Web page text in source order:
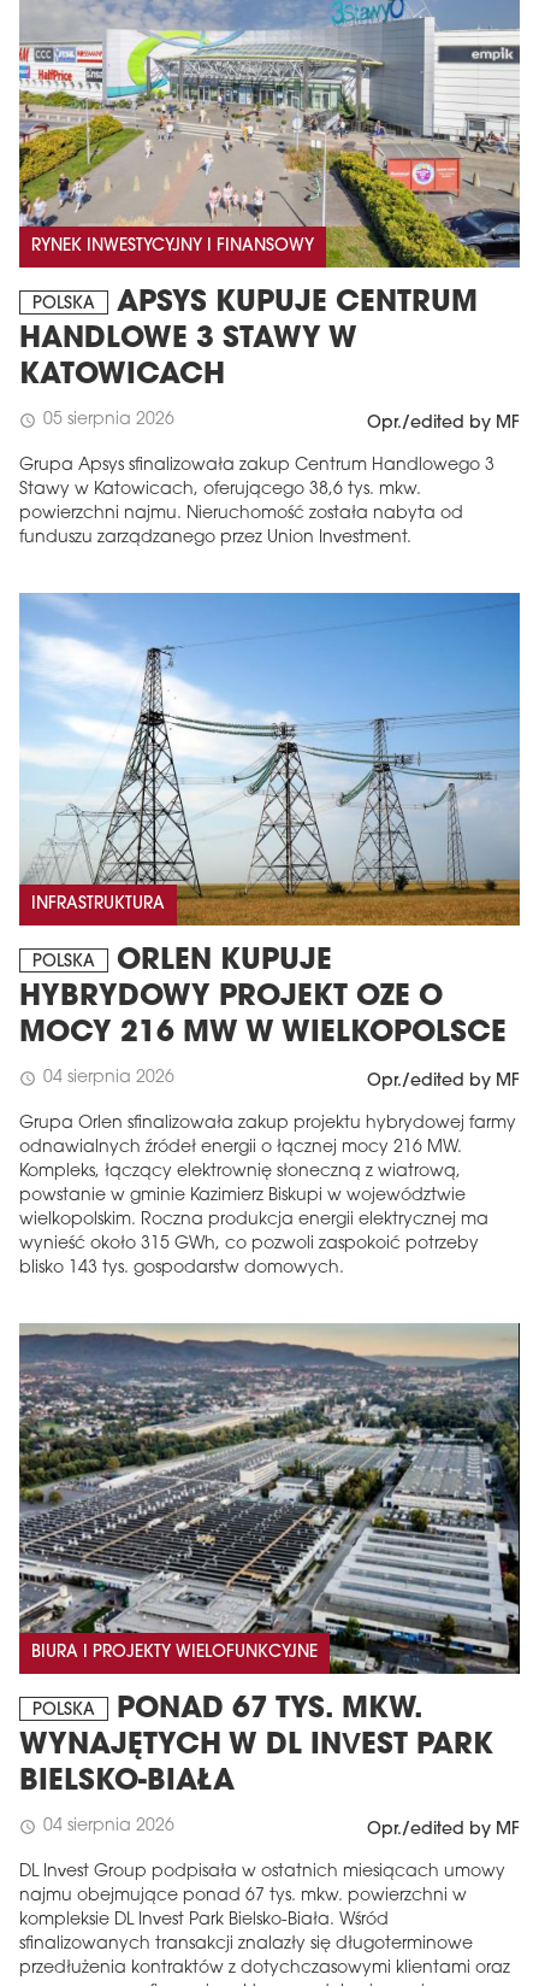
RYNEK INWESTYCYJNY I FINANSOWY
POLSKA
APSYS KUPUJE CENTRUM
HANDLOWE 3 STAWY W
KATOWICACH
schedule 05 sierpnia 2026 Opr./edited by MF
Grupa Apsys sfinalizowała zakup Centrum Handlowego 3
Stawy w Katowicach, oferującego 38,6 tys. mkw.
powierzchni najmu. Nieruchomość została nabyta od
funduszu zarządzanego przez Union Investment.
INFRASTRUKTURA
POLSKA
ORLEN KUPUJE
HYBRYDOWY PROJEKT OZE O
MOCY 216 MW W WIELKOPOLSCE
schedule 04 sierpnia 2026 Opr./edited by MF
Grupa Orlen sfinalizowała zakup projektu hybrydowej farmy
odnawialnych źródeł energii o łącznej mocy 216 MW.
Kompleks, łączący elektrownię słoneczną z wiatrową,
powstanie w gminie Kazimierz Biskupi w województwie
wielkopolskim. Roczna produkcja energii elektrycznej ma
wynieść około 315 GWh, co pozwoli zaspokoić potrzeby
blisko 143 tys. gospodarstw domowych.
BIURA I PROJEKTY WIELOFUNKCYJNE
POLSKA
PONAD 67 TYS. MKW.
WYNAJĘTYCH W DL INVEST PARK
BIELSKO-BIAŁA
schedule 04 sierpnia 2026 Opr./edited by MF
DL Invest Group podpisała w ostatnich miesiącach umowy
najmu obejmujące ponad 67 tys. mkw. powierzchni w
kompleksie DL Invest Park Bielsko-Biała. Wśród
sfinalizowanych transakcji znalazły się długoterminowe
przedłużenia kontraktów z dotychczasowymi klientami oraz